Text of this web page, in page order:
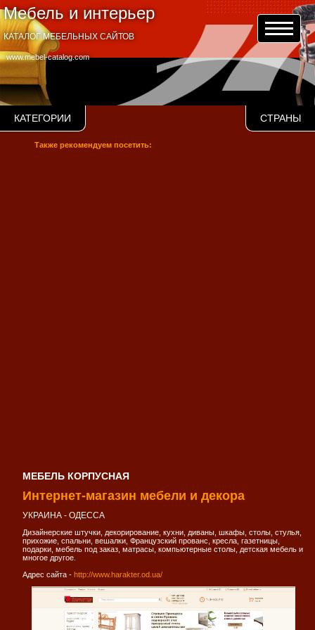
Мебель и интерьер
www.mebel-catalog.com
КАТАЛОГ МЕБЕЛЬНЫХ САЙТОВ
КАТЕГОРИИ СТРАНЫ
Также рекомендуем посетить:
МЕБЕЛЬ КОРПУСНАЯ
Интернет-магазин мебели и декора
УКРАИНА - ОДЕССА
Дизайнерские штучки, декорирование, кухни, диваны, шкафы, столы, стулья,
прихожие, спальни, вешалки, Французский прованс, кресла, газетницы,
подарки, мебель под заказ, матрасы, компьютерные столы, детская мебель и
многое другое.
Адрес сайта - http://www.harakter.od.ua/